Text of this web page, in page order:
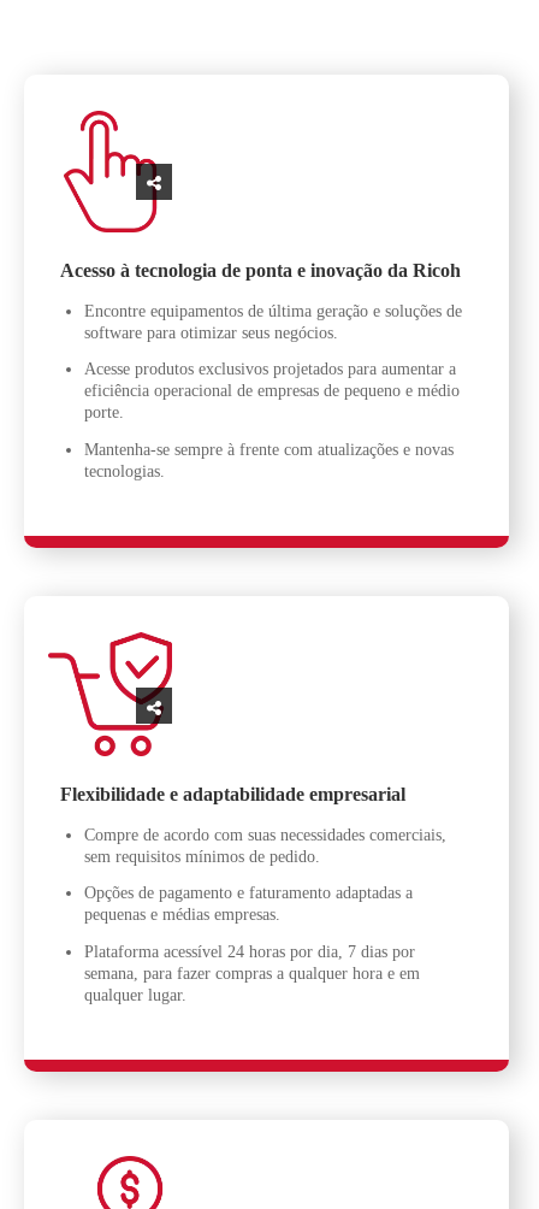
Acesso à tecnologia de ponta e inovação da Ricoh
Encontre equipamentos de última geração e soluções de
software para otimizar seus negócios.
Acesse produtos exclusivos projetados para aumentar a
eficiência operacional de empresas de pequeno e médio
porte.
Mantenha-se sempre à frente com atualizações e novas
tecnologias.
Flexibilidade e adaptabilidade empresarial
Compre de acordo com suas necessidades comerciais,
sem requisitos mínimos de pedido.
Opções de pagamento e faturamento adaptadas a
pequenas e médias empresas.
Plataforma acessível 24 horas por dia, 7 dias por
semana, para fazer compras a qualquer hora e em
qualquer lugar.